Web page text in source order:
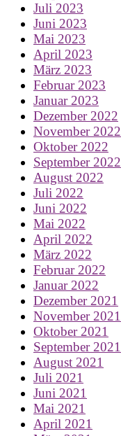
Juli 2023
Juni 2023
Mai 2023
April 2023
März 2023
Februar 2023
Januar 2023
Dezember 2022
November 2022
Oktober 2022
September 2022
August 2022
Juli 2022
Juni 2022
Mai 2022
April 2022
März 2022
Februar 2022
Januar 2022
Dezember 2021
November 2021
Oktober 2021
September 2021
August 2021
Juli 2021
Juni 2021
Mai 2021
April 2021